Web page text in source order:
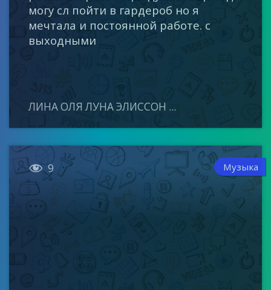
могу сл пойти в гардероб но я
мечтала и постоянной работе. с
выходными
ЛИНА ОЛЯ ЛУНА ЭЛИССОН ...
 9 Музыка